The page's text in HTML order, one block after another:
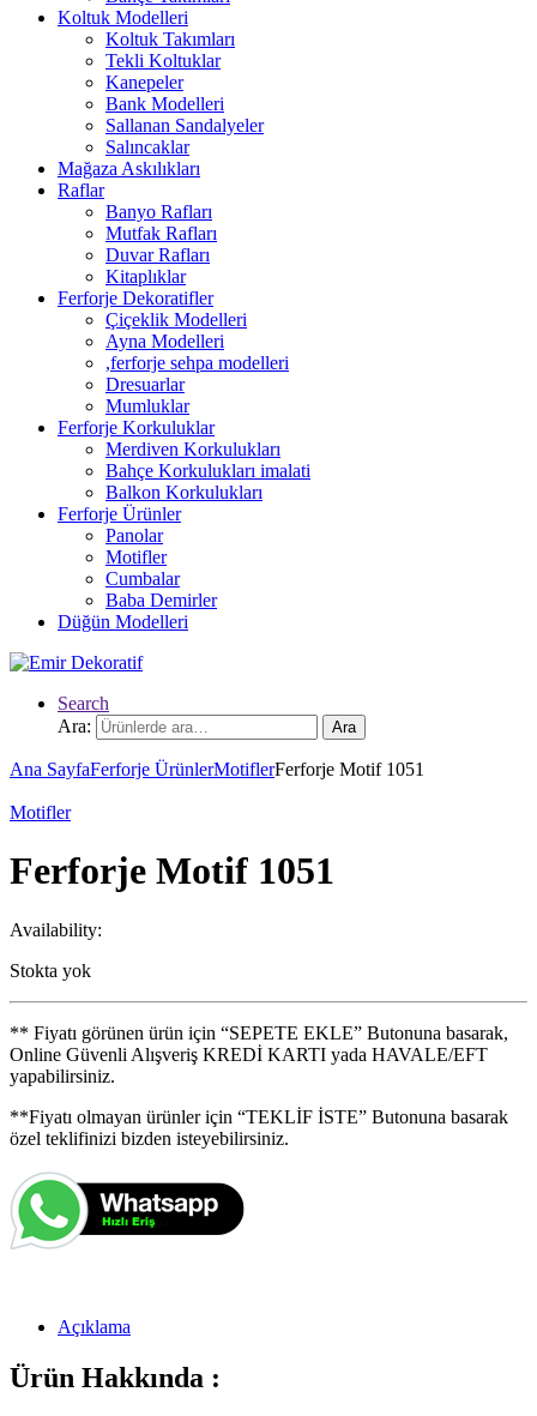
Koltuk Modelleri
Koltuk Takımları
Tekli Koltuklar
Kanepeler
Bank Modelleri
Sallanan Sandalyeler
Salıncaklar
Mağaza Askılıkları
Raflar
Banyo Rafları
Mutfak Rafları
Duvar Rafları
Kitaplıklar
Ferforje Dekoratifler
Çiçeklik Modelleri
Ayna Modelleri
,ferforje sehpa modelleri
Dresuarlar
Mumluklar
Ferforje Korkuluklar
Merdiven Korkulukları
Bahçe Korkulukları imalati
Balkon Korkulukları
Ferforje Ürünler
Panolar
Motifler
Cumbalar
Baba Demirler
Düğün Modelleri
Search
Ara:
Ara
Ana SayfaFerforje ÜrünlerMotiflerFerforje Motif 1051
Motifler
Ferforje Motif 1051
Availability:
Stokta yok
** Fiyatı görünen ürün için “SEPETE EKLE” Butonuna basarak,
Online Güvenli Alışveriş KREDİ KARTI yada HAVALE/EFT
yapabilirsiniz.
**Fiyatı olmayan ürünler için “TEKLİF İSTE” Butonuna basarak
özel teklifinizi bizden isteyebilirsiniz.
Açıklama
Ürün Hakkında :